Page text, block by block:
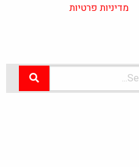
מדיניות פרטיות